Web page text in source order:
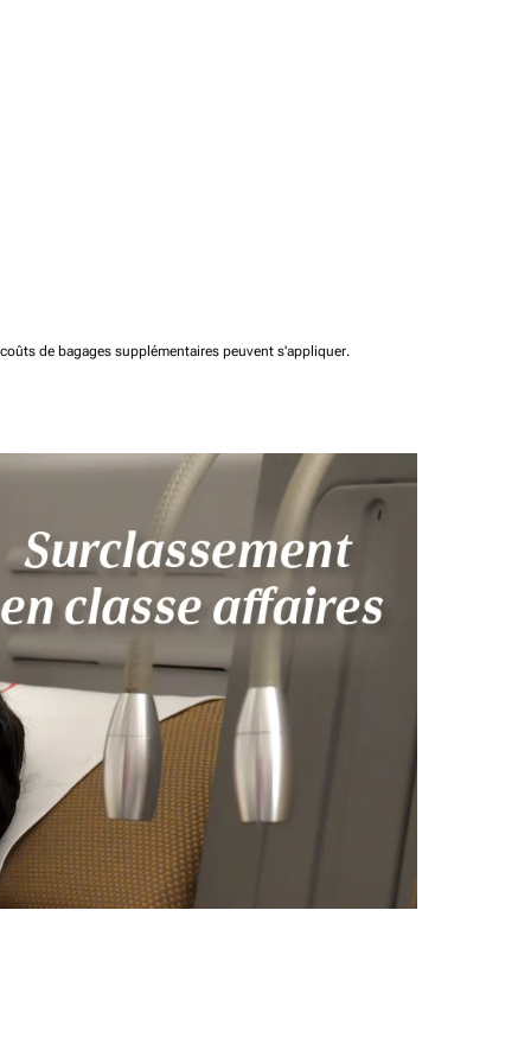
de bagages supplémentaires peuvent s'appliquer.